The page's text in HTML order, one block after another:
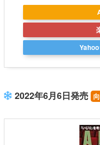
2022年6月6日発売